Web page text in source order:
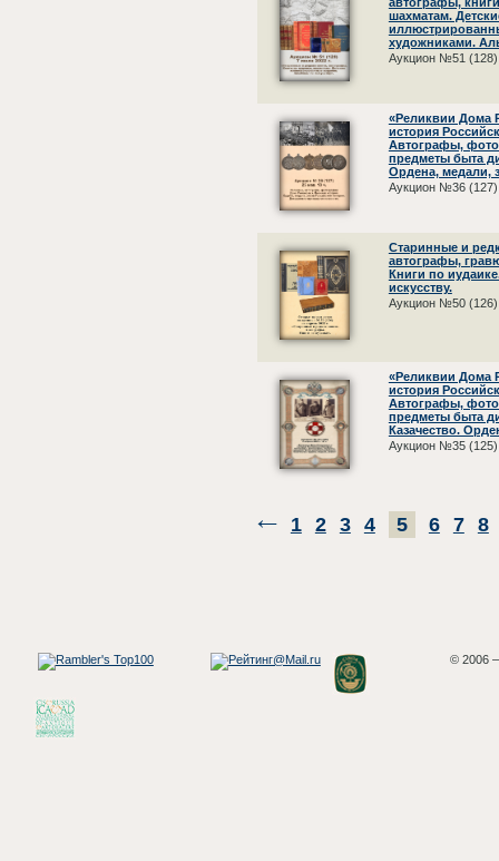
шахматам.
художниками.
Аукцион №51 (128)
«Реликвии Дома
история
Автографы,
предметы быта
Ордена, медали,
Аукцион №36 (127)
Старинные и
автографы,
Книги по
искусству.
Аукцион №50 (126)
«Реликвии Дома
история
Автографы,
предметы быта
Казачество.
Аукцион №35 (125)
1 2 3 4 5 6 7 8
© 2006